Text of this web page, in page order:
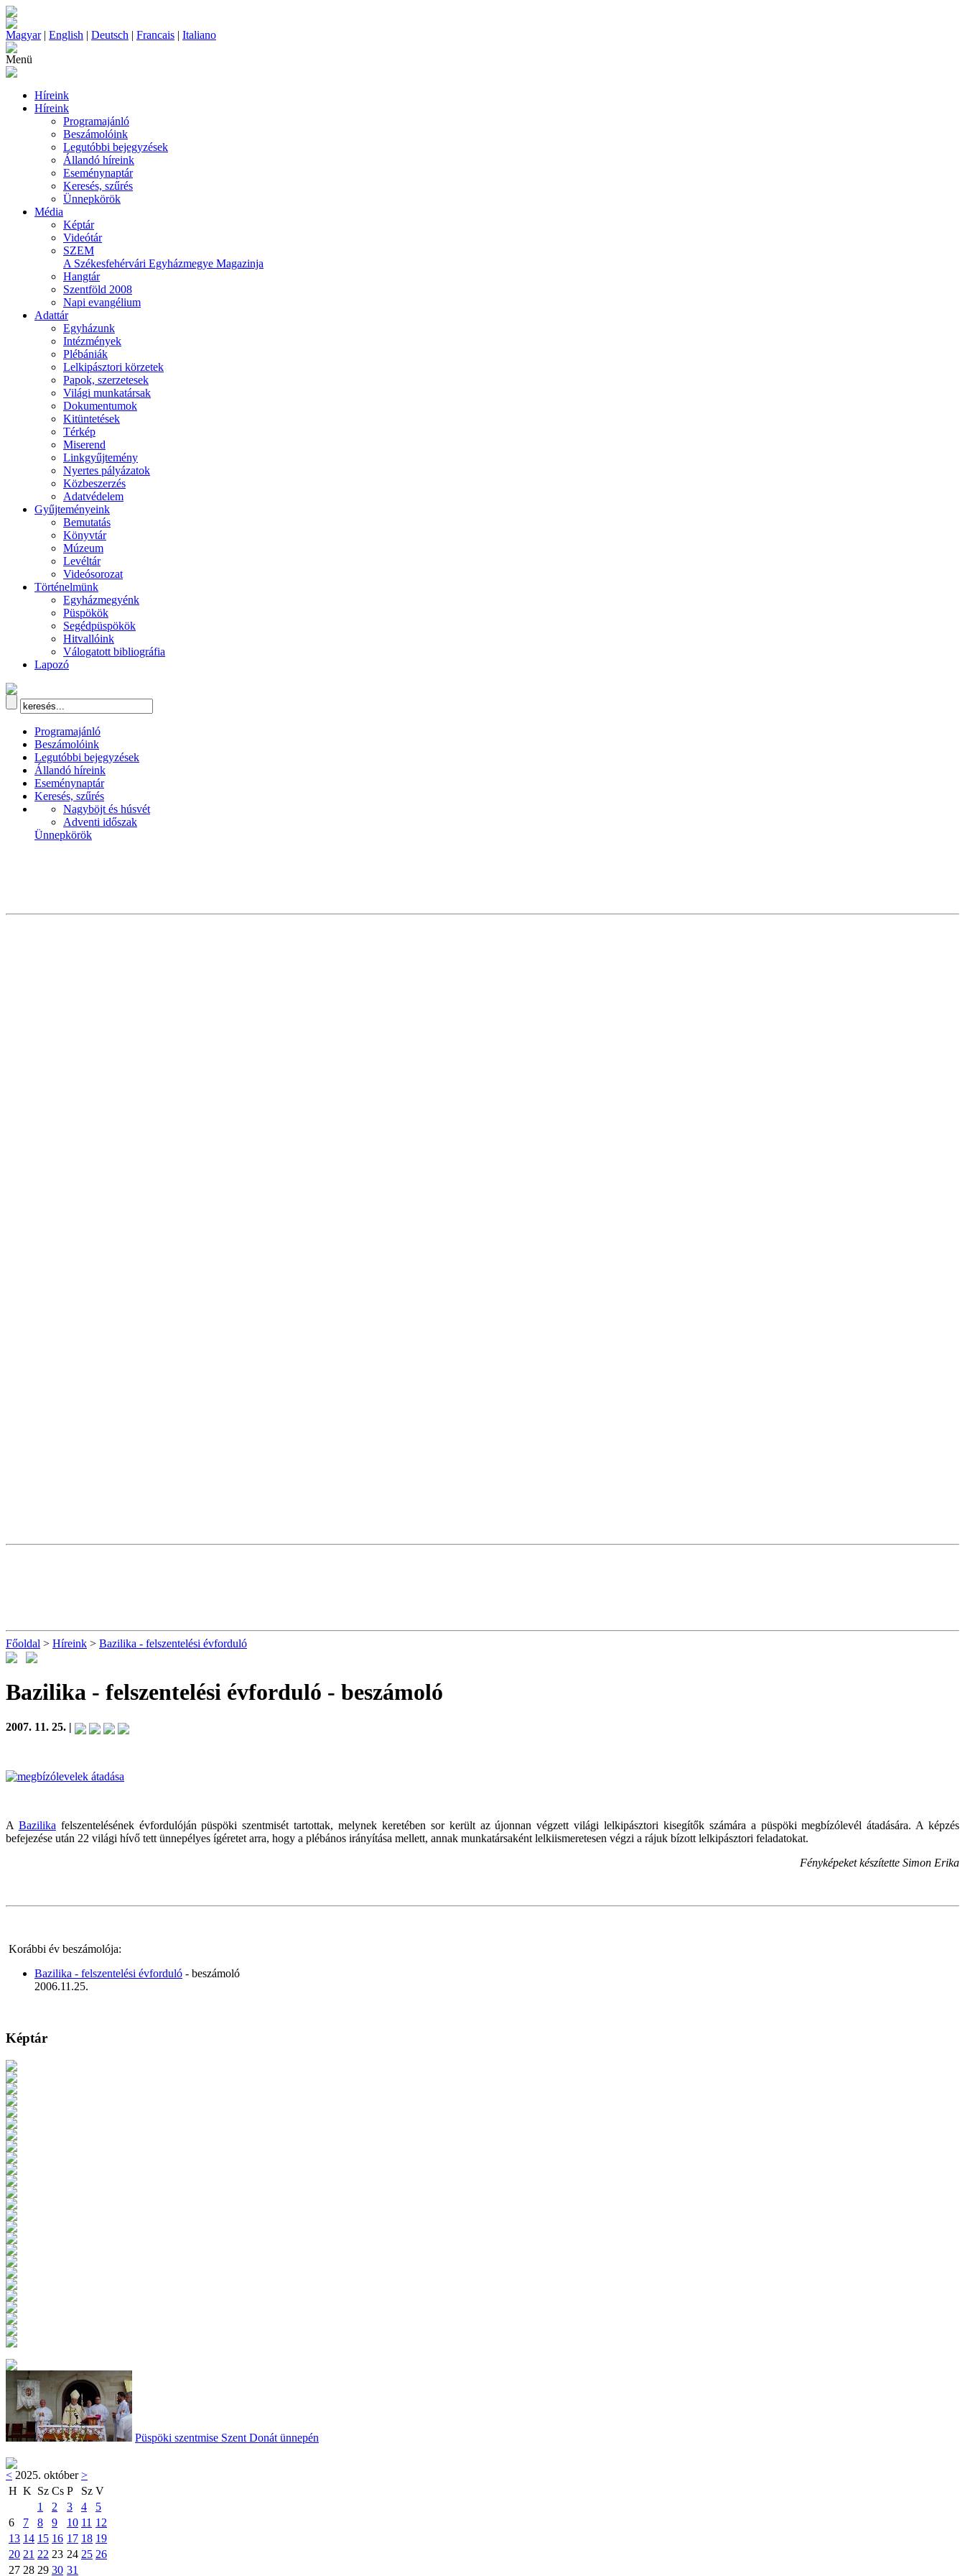
Magyar| English | Deutsch | Francais | Italiano
Menü
Híreink
Híreink
Programajánló
Beszámolóink
Legutóbbi bejegyzések
Állandó híreink
Eseménynaptár
Keresés, szűrés
Ünnepkörök
Média
Képtár
Videótár
SZEM
A Székesfehérvári Egyházmegye Magazinja
Hangtár
Szentföld 2008
Napi evangélium
Adattár
Egyházunk
Intézmények
Plébániák
Lelkipásztori körzetek
Papok, szerzetesek
Világi munkatársak
Dokumentumok
Kitüntetések
Térkép
Miserend
Linkgyűjtemény
Nyertes pályázatok
Közbeszerzés
Adatvédelem
Gyűjteményeink
Bemutatás
Könyvtár
Múzeum
Levéltár
Videósorozat
Történelmünk
Egyházmegyénk
Püspökök
Segédpüspökök
Hitvallóink
Válogatott bibliográfia
Lapozó
Programajánló
Beszámolóink
Legutóbbi bejegyzések
Állandó híreink
Eseménynaptár
Keresés, szűrés
Nagyböjt és húsvét
Adventi időszak
Ünnepkörök
Főoldal > Híreink > Bazilika - felszentelési évforduló
Bazilika - felszentelési évforduló - beszámoló
2007. 11. 25. |
A Bazilika felszentelésének évfordulóján püspöki szentmisét tartottak, melynek keretében sor került az újonnan végzett világi lelkipásztori kisegítők számára a püspöki megbízólevél átadására. A képzés
befejezése után 22 világi hívő tett ünnepélyes ígéretet arra, hogy a plébános irányítása mellett, annak munkatársaként lelkiismeretesen végzi a rájuk bízott lelkipásztori feladatokat.
Fényképeket készítette Simon Erika
Korábbi év beszámolója:
Bazilika - felszentelési évforduló - beszámoló
2006.11.25.
Képtár
Püspöki szentmise Szent Donát ünnepén
< 2025. október>
H K Sz Cs P Sz V
1
2 3 4
5
6
7 8 9 10 11 12
13 14 15 16 17 18 19
20 21 22 23 24 25 26
27 28 29 30 31